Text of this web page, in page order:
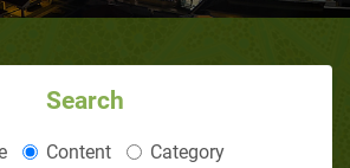
Search
Content Category